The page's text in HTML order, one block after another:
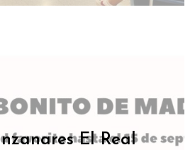
El Real